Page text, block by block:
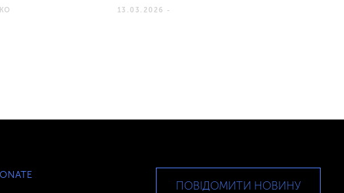
13.03.2026 -
ПОВІДОМИТИ НОВИНУ